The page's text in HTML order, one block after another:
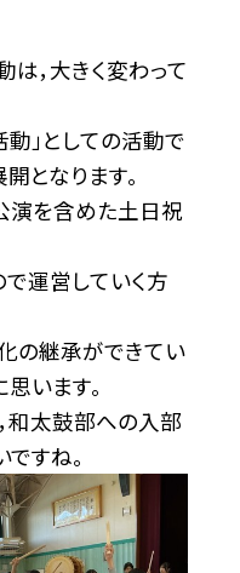
，大きく変わって
」としての活動で
となります。
演を含めた土日祝
で運営していく方
の継承ができてい
います。
和太鼓部への入部
すね。